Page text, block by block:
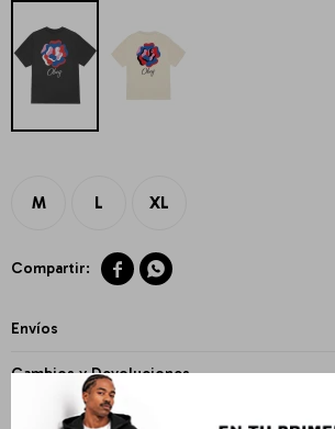
M L XL
 
Envíos
Cambios y Devoluciones
Medios de pago